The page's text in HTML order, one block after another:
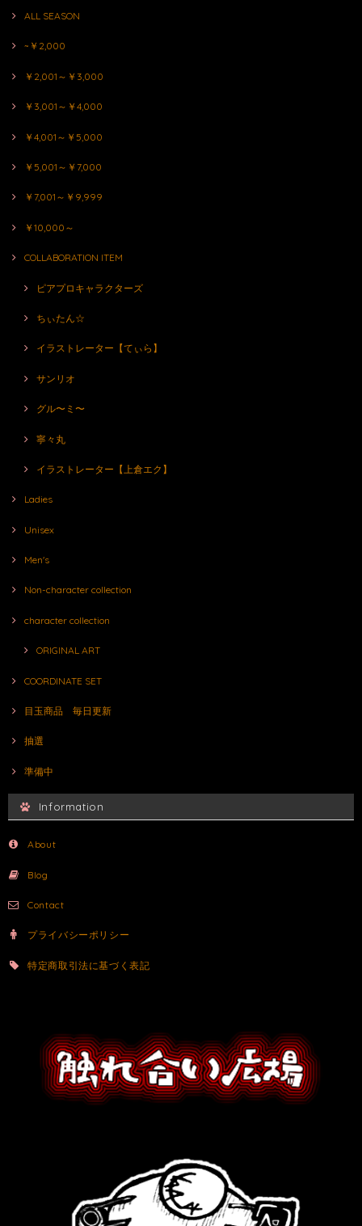
ALL SEASON
~￥2,000
￥2,001～￥3,000
￥3,001～￥4,000
￥4,001～￥5,000
￥5,001～￥7,000
￥7,001～￥9,999
￥10,000～
COLLABORATION ITEM
ピアプロキャラクターズ
ちぃたん☆
イラストレーター【てぃら】
サンリオ
グル〜ミ〜
寧々丸
イラストレーター【上倉エク】
Ladies
Unisex
Men's
Non-character collection
character collection
ORIGINAL ART
COORDINATE SET
目玉商品 毎日更新
抽選
準備中
Information
About
Blog
Contact
プライバシーポリシー
特定商取引法に基づく表記